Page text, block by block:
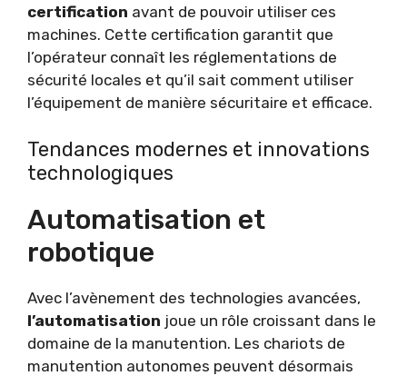
certification avant de pouvoir utiliser ces
machines. Cette certification garantit que
l’opérateur connaît les réglementations de
sécurité locales et qu’il sait comment utiliser
l’équipement de manière sécuritaire et efficace.
Tendances modernes et innovations
technologiques
Automatisation et
robotique
Avec l’avènement des technologies avancées,
l’automatisation joue un rôle croissant dans le
domaine de la manutention. Les chariots de
manutention autonomes peuvent désormais